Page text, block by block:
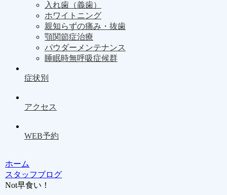
入れ歯（義歯）
ホワイトニング
親知らずの痛み・抜歯
顎関節症治療
パウダーメンテナンス
睡眠時無呼吸症候群
症状別
アクセス
WEB予約
ホーム
スタッフブログ
Not早食い！